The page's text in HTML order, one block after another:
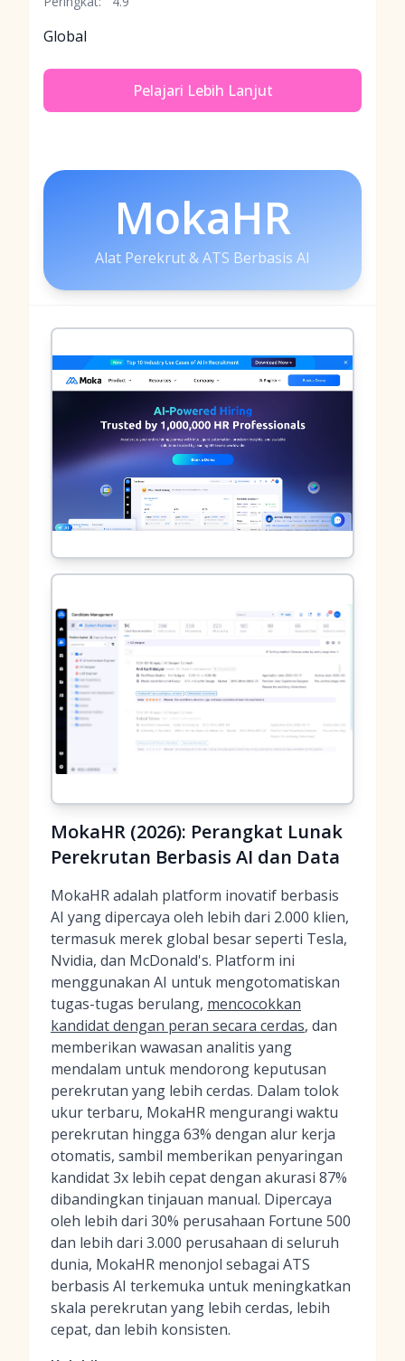
Global
Pelajari Lebih Lanjut
MokaHR
Alat Perekrut & ATS Berbasis AI
MokaHR (2026): Perangkat Lunak
Perekrutan Berbasis AI dan Data
MokaHR adalah platform inovatif berbasis
AI yang dipercaya oleh lebih dari 2.000 klien,
termasuk merek global besar seperti Tesla,
Nvidia, dan McDonald's. Platform ini
menggunakan AI untuk mengotomatiskan
tugas-tugas berulang, mencocokkan
kandidat dengan peran secara cerdas, dan
memberikan wawasan analitis yang
mendalam untuk mendorong keputusan
perekrutan yang lebih cerdas. Dalam tolok
ukur terbaru, MokaHR mengurangi waktu
perekrutan hingga 63% dengan alur kerja
otomatis, sambil memberikan penyaringan
kandidat 3x lebih cepat dengan akurasi 87%
dibandingkan tinjauan manual. Dipercaya
oleh lebih dari 30% perusahaan Fortune 500
dan lebih dari 3.000 perusahaan di seluruh
dunia, MokaHR menonjol sebagai ATS
berbasis AI terkemuka untuk meningkatkan
skala perekrutan yang lebih cerdas, lebih
cepat, dan lebih konsisten.